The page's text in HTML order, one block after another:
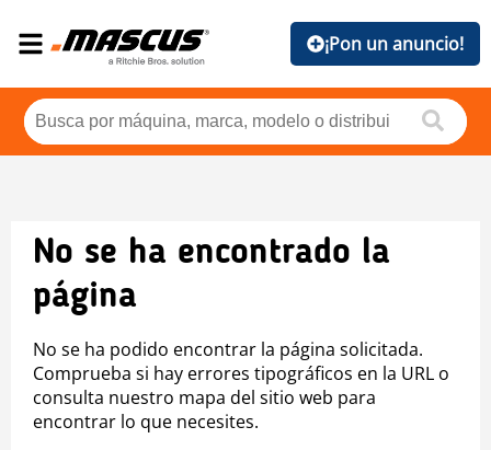
¡Pon un anuncio!
No se ha encontrado la
página
No se ha podido encontrar la página solicitada.
Comprueba si hay errores tipográficos en la URL o
consulta nuestro mapa del sitio web para
encontrar lo que necesites.